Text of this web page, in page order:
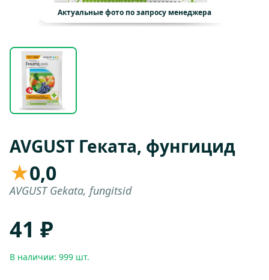
Актуальные фото по запросу менеджера
AVGUST Геката, фунгицид
★0,0
AVGUST Gekata, fungitsid
41 ₽
В наличии: 999 шт.